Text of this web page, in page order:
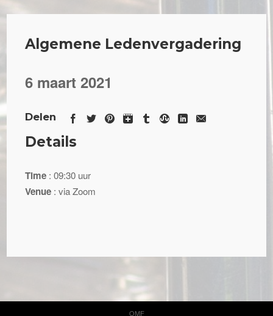
Algemene Ledenvergadering
6 maart 2021
Delen
Details
Time : 09:30 uur
Venue : via Zoom
OMF